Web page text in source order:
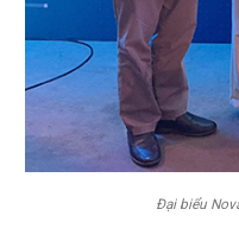
Đại biểu